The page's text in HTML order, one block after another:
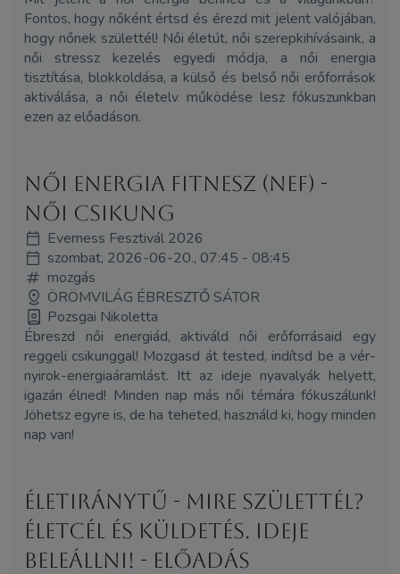
Fontos, hogy nőként értsd és érezd mit jelent valójában,
hogy nőnek születtél! Női életút, női szerepkihívásaink, a
női stressz kezelés egyedi módja, a női energia
tisztítása, blokkoldása, a külső és belső női erőforrások
aktiválása, a női életelv működése lesz fókuszunkban
ezen az előadáson.
Női Energia Fitnesz (NEF) -
Női Csikung
Everness Fesztivál 2026
szombat, 2026-06-20., 07:45 - 08:45
mozgás
ÖRÖMVILÁG ÉBRESZTŐ SÁTOR
Pozsgai Nikoletta
Ébreszd női energiád, aktiváld női erőforrásaid egy
reggeli csikunggal! Mozgasd át tested, indítsd be a vér-
nyirok-energiaáramlást. Itt az ideje nyavalyák helyett,
igazán élned! Minden nap más női témára fókuszálunk!
Jöhetsz egyre is, de ha teheted, használd ki, hogy minden
nap van!
ÉletIránytű - Mire születtél?
Életcél és küldetés. Ideje
beleállni! - előadás